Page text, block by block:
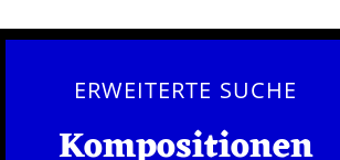
ERWEITERTE SUCHE